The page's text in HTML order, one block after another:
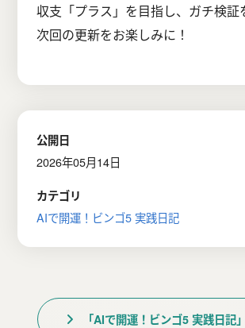
収支「プラス」を目指し、ガチ検証
次回の更新をお楽しみに！
公開日
2026年05月14日
カテゴリ
AIで開運！ビンゴ5 実践日記
「AIで開運！ビンゴ5 実践日記